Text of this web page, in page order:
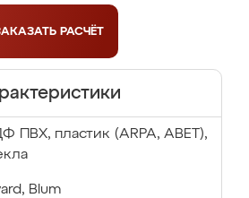
РАСЧЁТ
ПВХ, пластик (ARPA, ABET),
Blum